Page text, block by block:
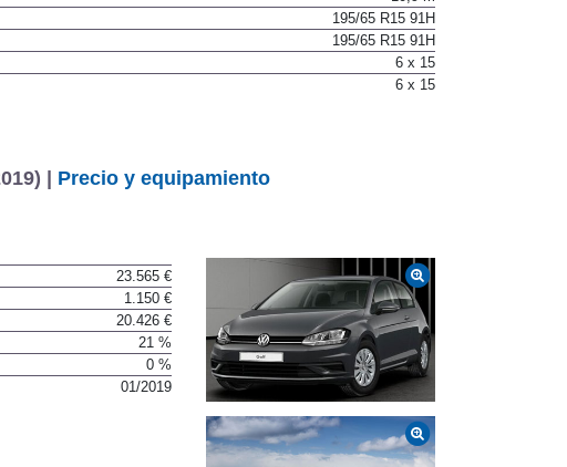
10,9 m
195/65 R15 91H
195/65 R15 91H
6 x 15
| Precio y equipamiento
23.565 €
1.150 €
20.426 €
21 %
0 %